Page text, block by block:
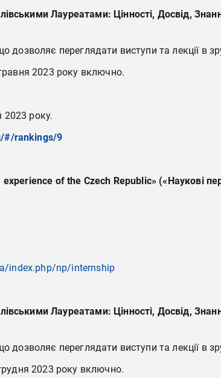
Лауреатами: Цінності, Досвід,
дозволяє переглядати виступи та лекції в
2023 року включно.
2023 року.
#/rankings/9
of the Czech Republic» («Наукові
index.php/np/internship
Лауреатами: Цінності, Досвід,
дозволяє переглядати виступи та лекції в
2023 року включно.